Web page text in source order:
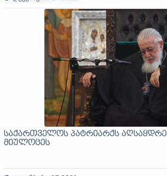
საქართველოს პატრიარქს
მიულოცეს